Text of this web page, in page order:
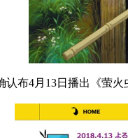
布4月13日播出《萤